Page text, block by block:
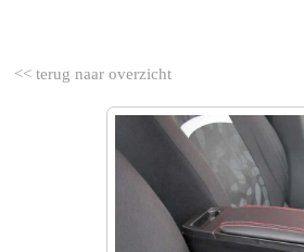
<< terug naar overzicht